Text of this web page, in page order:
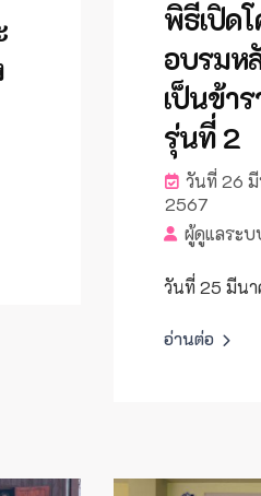
พิธีเปิด
อบรมห
เป็นข้า
รุ่นที่ 2
วันที่ 26
2567
ผู้ดูแลระบ
วันที่ 25 มีน
อ่านต่อ